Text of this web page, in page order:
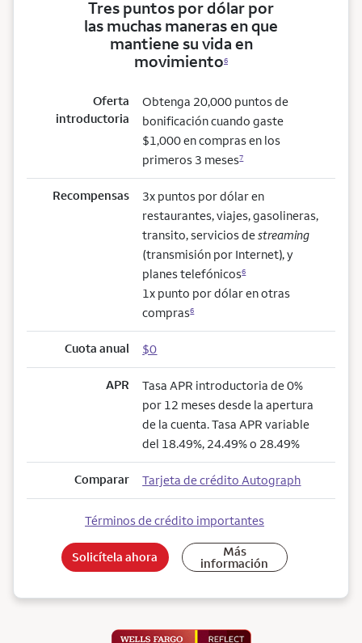
Tres puntos por dólar por
las muchas maneras en que
mantiene su vida en
movimiento6
Oferta
introductoria
Obtenga 20,000 puntos de
bonificación cuando gaste
$1,000 en compras en los
primeros 3 meses7
Recompensas
3x puntos por dólar en
restaurantes, viajes, gasolineras,
transito, servicios destreaming
(transmisión por Internet), y
planes telefónicos6
1x punto por dólar en otras
compras6
Cuota anual $0
APR
Tasa APR introductoria de 0%
por 12 meses desde la apertura
de la cuenta. Tasa APR variable
del 18.49%, 24.49% o 28.49%
Comparar Tarjeta de crédito Autograph
Términos de crédito importantes
Solicítela ahora Más
información